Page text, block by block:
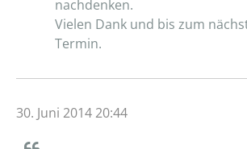
nachdenken.
Vielen Dank und bis zum
Termin.
30. Juni 2014 20:44